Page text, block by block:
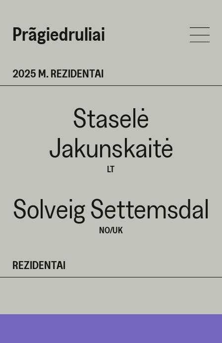
Prãgiedruliai
2025 M. REZIDENTAI
Staselė
Jakunskaitė
LT
Solveig Settemsdal
NO/UK
REZIDENTAI